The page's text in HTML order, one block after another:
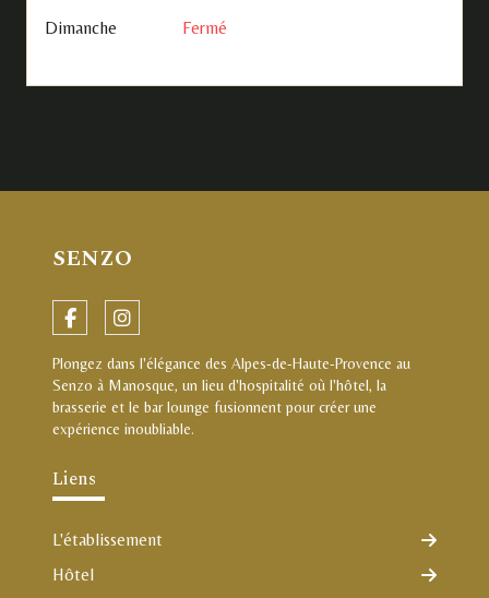
Dimanche Fermé
SENZO
Plongez dans l'élégance des Alpes-de-Haute-Provence au
Senzo à Manosque, un lieu d'hospitalité où l'hôtel, la
brasserie et le bar lounge fusionnent pour créer une
expérience inoubliable.
Liens
L'établissement
Hôtel